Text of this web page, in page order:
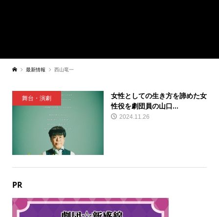
最新情報 西山竜一
舞台・演劇
女性としての生き方を諦めた女
性役を劇団員の山口...
2024.11.26
PR